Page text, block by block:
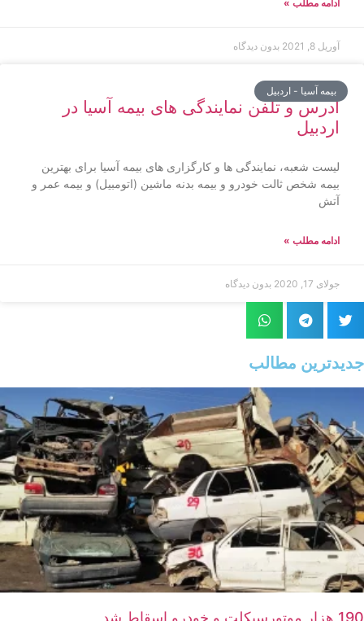
ادامه مطلب »
آوریل 8, 2021 بدون دیدگاه
بیمه آسیا - اردبیل
آدرس و تلفن نمایندگی های بیمه آسیا در
اردبیل
لیست شعبه، نمایندگی ها و کارگزاری های بیمه آسیا برای بهترین
بیمه شخص ثالت خودرو و بیمه بدنه ماشین (اتومبیل) و بیمه عمر و
آتش
ادامه مطلب »
جولای 17, 2020 بدون دیدگاه
جدیدترین مطالب
190 هزار موتورسیکلت و خودرو اسقاط شد